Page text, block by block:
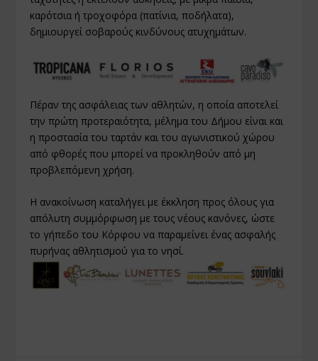
καρότσια ή τροχοφόρα (πατίνια, ποδήλατα),
δημιουργεί σοβαρούς κινδύνους ατυχημάτων.
Πέραν της ασφάλειας των αθλητών, η οποία αποτελεί
την πρώτη προτεραιότητα, μέλημα του Δήμου είναι και
η προστασία του ταρτάν και του αγωνιστικού χώρου
από φθορές που μπορεί να προκληθούν από μη
προβλεπόμενη χρήση.
Η ανακοίνωση καταλήγει με έκκληση προς όλους για
απόλυτη συμμόρφωση με τους νέους κανόνες, ώστε
το γήπεδο του Κόρφου να παραμείνει ένας ασφαλής
πυρήνας αθλητισμού για το νησί.